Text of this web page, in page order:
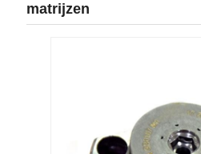
matrijzen